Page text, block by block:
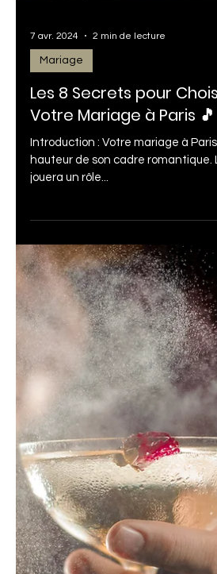
21 avr. 2024 2 min de lecture
Soirée privée
Comment Trouver le
Votre Soirée Privée à
Paris, la ville lumière, est le décor
inoubliables. Mais qu'est-ce qui